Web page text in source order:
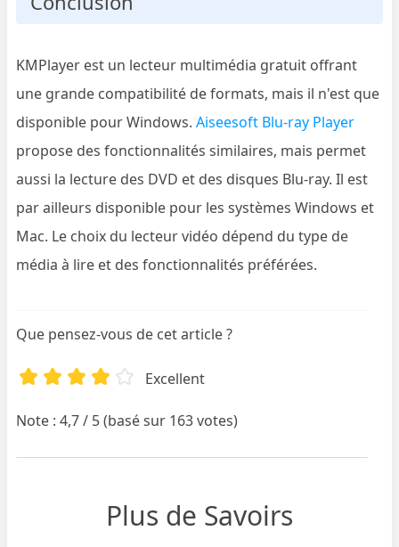
KMPlayer est un lecteur multimédia gratuit offrant
une grande compatibilité de formats, mais il n'est que
disponible pour Windows.Aiseesoft Blu-ray Player
propose des fonctionnalités similaires, mais permet
aussi la lecture des DVD et des disques Blu-ray. Il est
par ailleurs disponible pour les systèmes Windows et
Mac. Le choix du lecteur vidéo dépend du type de
média à lire et des fonctionnalités préférées.
Que pensez-vous de cet article ?
Excellent
Note : 4,7 / 5 (basé sur 163 votes)
Plus de Savoirs